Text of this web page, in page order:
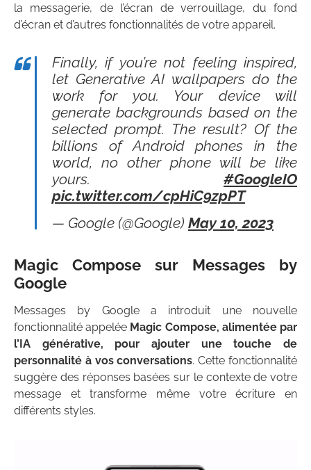
la messagerie, de l’écran de verrouillage, du fond
d’écran et d’autres fonctionnalités de votre appareil.
Finally, if you’re not feeling inspired,
let Generative AI wallpapers do the
work for you. Your device will
generate backgrounds based on the
selected prompt. The result? Of the
billions of Android phones in the
world, no other phone will be like
yours. #GoogleIO
pic.twitter.com/cpHiC9zpPT
— Google (@Google) May 10, 2023
Magic Compose sur Messages by
Google
Messages by Google a introduit une nouvelle
fonctionnalité appelée Magic Compose, alimentée par
l’IA générative, pour ajouter une touche de
personnalité à vos conversations. Cette fonctionnalité
suggère des réponses basées sur le contexte de votre
message et transforme même votre écriture en
différents styles.